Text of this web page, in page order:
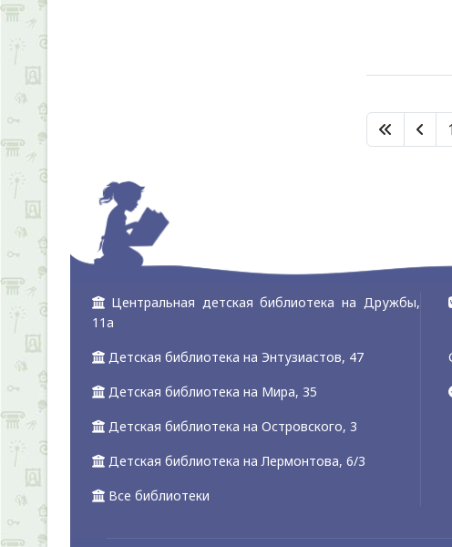
Центральная детская библиотека на Дружбы,
11а
Детская библиотека на Энтузиастов, 47
Детская библиотека на Мира, 35
Детская библиотека на Островского, 3
Детская библиотека на Лермонтова, 6/3
Все библиотеки